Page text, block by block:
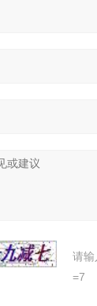
请
=7